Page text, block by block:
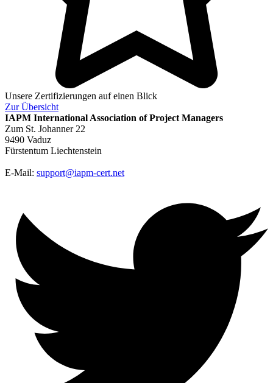
Unsere Zertifizierungen auf einen Blick
ZurÜbersicht
IAPM International Association of Project Managers
Zum St. Johanner 22
9490 Vaduz
Fürstentum Liechtenstein
E-Mail: support@iapm-cert.net